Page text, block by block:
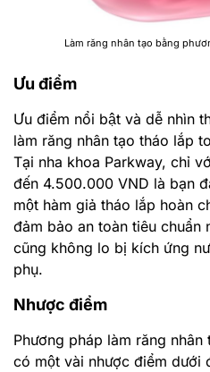
Làm răng nhân tạo bằng
Ưu điểm
Ưu điểm nổi bật và dễ nhìn
làm răng nhân tạo tháo lắp
Tại nha khoa Parkway, chỉ
đến 4.500.000 VND là bạn
một hàm giả tháo lắp hoàn
đảm bảo an toàn tiêu chuẩn
cũng không lo bị kích ứng
phụ.
Nhược điểm
Phương pháp làm răng
có một vài nhược điểm dưới